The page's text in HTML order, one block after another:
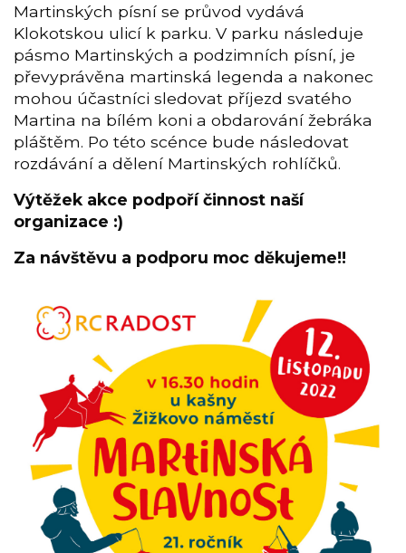
Martinských písní se průvod vydává
Klokotskou ulicí k parku. V parku následuje
pásmo Martinských a podzimních písní, je
převyprávěna martinská legenda a nakonec
mohou účastníci sledovat příjezd svatého
Martina na bílém koni a obdarování žebráka
pláštěm. Po této scénce bude následovat
rozdávání a dělení Martinských rohlíčků.
Výtěžek akce podpoří činnost naší
organizace :)
Za návštěvu a podporu moc děkujeme!!